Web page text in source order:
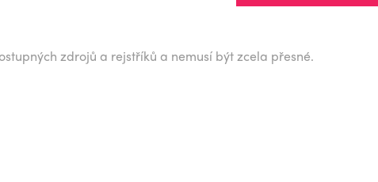
zdrojů a rejstříků a nemusí být zcela přesné.